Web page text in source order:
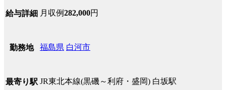
給与詳細 月収例282,000円
勤務地 福島県 白河市
最寄り駅 JR東北本線(黒磯～利府・盛岡) 白坂駅